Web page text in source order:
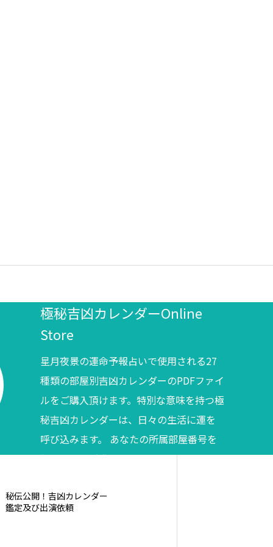
極秘吉凶カレンダーOnline
Store
星月夜景の運命予報占いで使用される27
種類の部屋別吉凶カレンダーのPDFファイ
ルをご購入頂けます。特別な意味を持つ極
秘吉凶カレンダーは、日々の生活に運を
呼び込みます。 あなたの所属部屋番号を
調べてからご購入ください。
秘伝公開！吉凶カレンダー
鑑定及び出演依頼